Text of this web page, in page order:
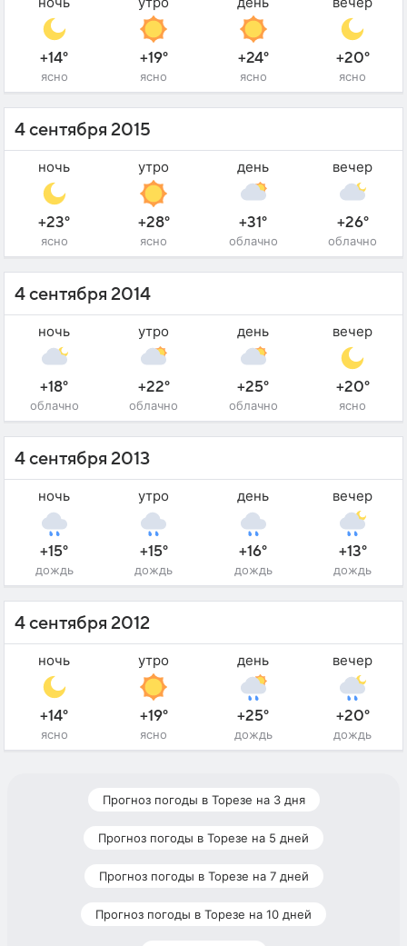
+14°
ясно
+19°
ясно
+24°
ясно
+20°
ясно
4 сентября 2015
ночь
+23°
ясно
утро
+28°
ясно
день
+31°
облачно
вечер
+26°
облачно
4 сентября 2014
ночь
+18°
облачно
утро
+22°
облачно
день
+25°
облачно
вечер
+20°
ясно
4 сентября 2013
ночь
+15°
дождь
утро
+15°
дождь
день
+16°
дождь
вечер
+13°
дождь
4 сентября 2012
ночь
+14°
ясно
утро
+19°
ясно
день
+25°
дождь
вечер
+20°
дождь
Прогноз погоды в Торезе на 3 дня
Прогноз погоды в Торезе на 5 дней
Прогноз погоды в Торезе на 7 дней
Прогноз погоды в Торезе на 10 дней